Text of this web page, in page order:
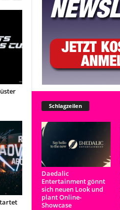
Schlagzeilen
Daedalic
Entertainment gönnt
sich neuen Look und
plant Online-
Showcase